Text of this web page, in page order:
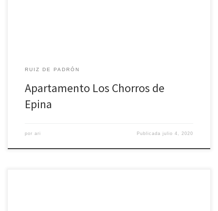
RUIZ DE PADRÓN
Apartamento Los Chorros de
Epina
por ari Publicadajulio 4, 2020